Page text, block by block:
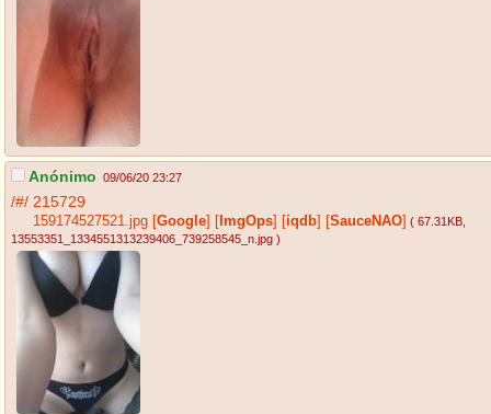
Anónimo 09/06/20 23:27
/#/ 215729
159174527521.jpg [Google] [ ImgOps] [iqdb] [SauceNAO] ( 67.31KB
13553351_1334551313239406_739258545_n.jpg )